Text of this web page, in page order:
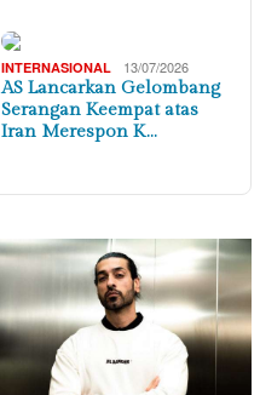
INTERNASIONAL 13/07/2026
AS Lancarkan Gelombang
Serangan Keempat atas
Iran Merespon K…